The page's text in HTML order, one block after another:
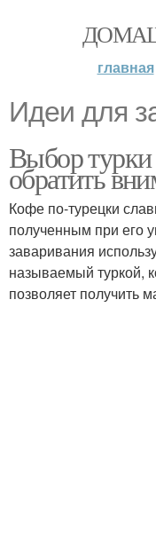
главная
Идеи для
Выбор турки
обратить
Кофе по-турецки
полученным при его
заваривания
называемый туркой,
позволяет получить